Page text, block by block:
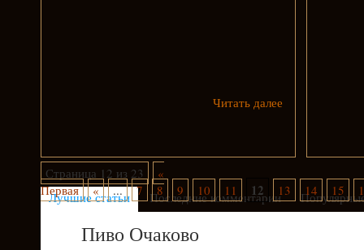
Читать далее
Страница 12 из 23
«
Первая
« ... 7 8 9 10 11 12 13 14 15
Лучшие статьи Последние комментарии
Пиво Очаково